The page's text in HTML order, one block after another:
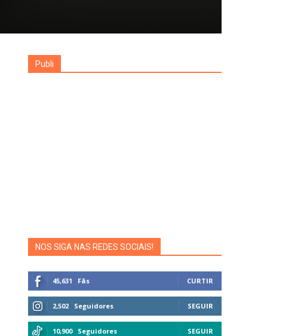
Publi
NOS SIGA NAS REDES SOCIAIS!
45,631 Fãs CURTIR
2,502 Seguidores SEGUIR
10,900 Seguidores SEGUIR